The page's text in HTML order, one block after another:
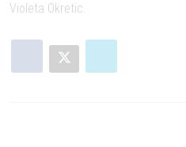
Violeta Okretic.